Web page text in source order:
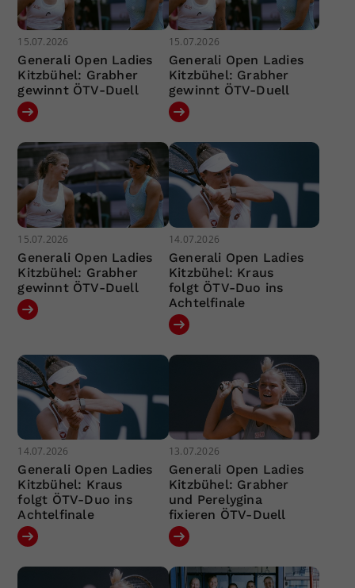
15.07.2026
Generali Open Ladies
Kitzbühel: Grabher
gewinnt ÖTV-Duell
15.07.2026
Generali Open Ladies
Kitzbühel: Grabher
gewinnt ÖTV-Duell
15.07.2026
Generali Open Ladies
Kitzbühel: Grabher
gewinnt ÖTV-Duell
14.07.2026
Generali Open Ladies
Kitzbühel: Kraus
folgt ÖTV-Duo ins
Achtelfinale
14.07.2026
Generali Open Ladies
Kitzbühel: Kraus
folgt ÖTV-Duo ins
Achtelfinale
13.07.2026
Generali Open Ladies
Kitzbühel: Grabher
und Perelygina
fixieren ÖTV-Duell